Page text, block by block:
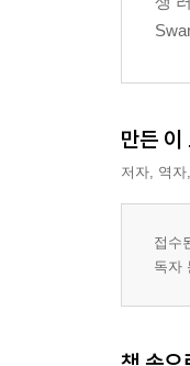
유대인
맨해튼
허기지
길잡이가
낯선 곳
시는 우
9·11을
오늘도
만든 이
저자, 역
접수
독자